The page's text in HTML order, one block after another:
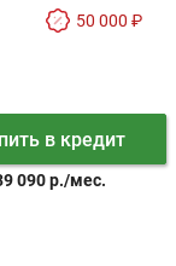
50 000 ₽
в кредит
090 р./мес.